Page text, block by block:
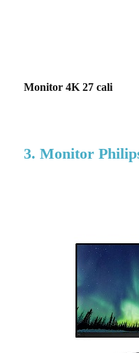
Monitor 4K 27 cali
3. Monitor